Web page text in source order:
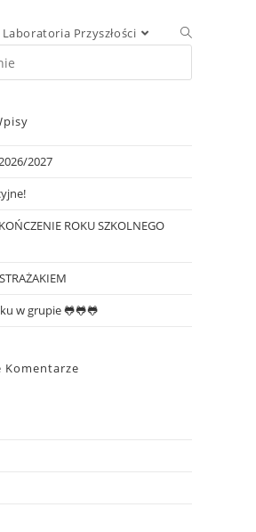
Laboratoria Przyszłości
2027
ROKU SZKOLNEGO
w grupie 🐸🐸🐸
Komentarze